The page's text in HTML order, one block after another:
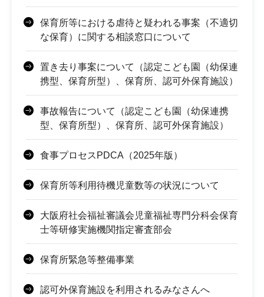
保育所等における虐待と疑われる事案（不適切
な保育）に関する相談窓口について
置き去り事案について（認定こども園（幼保連
携型、保育所型）、保育所、認可外保育施設）
事故報告について（認定こども園（幼保連携
型、保育所型）、保育所、認可外保育施設）
食事プロセスPDCA（2025年版）
保育所等利用待機児童数等の状況について
大阪府社会福祉審議会児童福祉専門分科会保育
士等研修実施機関指定審査部会
保育所緊急等整備事業
認可外保育施設を利用されるみなさんへ